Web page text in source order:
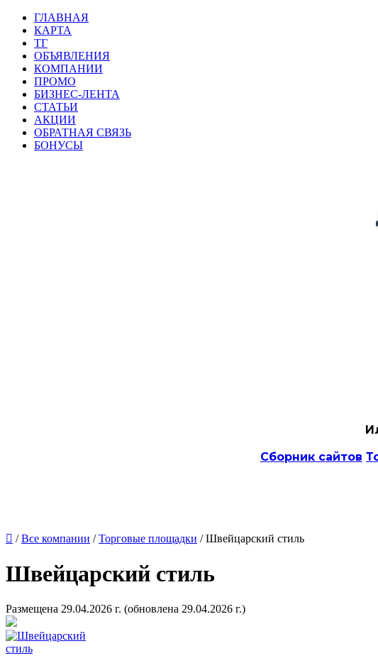
ГЛАВНАЯ
КАРТА
ТГ
ОБЪЯВЛЕНИЯ
КОМПАНИИ
ПРОМО
БИЗНЕС-ЛЕНТА
СТАТЬИ
АКЦИИ
ОБРАТНАЯ СВЯЗЬ
БОНУСЫ
Сборник сайтов
 /Все компании /Торговые площадки / Швейцарский стиль
Швейцарский стиль
Размещена 29.04.2026 г. (обновлена 29.04.2026 г.)